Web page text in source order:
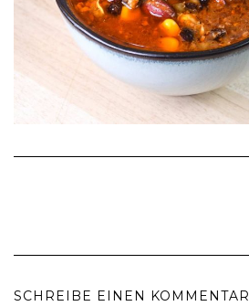
SCHREIBE EINEN KOMMENTAR